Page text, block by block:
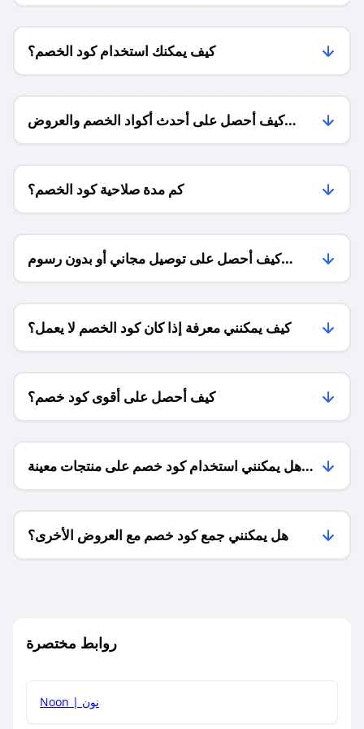
كيف يمكنك استخدام كود الخصم؟
كيف أحصل على أحدث أكواد الخصم والعروض
للمتاجر؟
كم مدة صلاحية كود الخصم؟
كيف أحصل على توصيل مجاني أو بدون رسوم
الشحن ؟
كيف يمكنني معرفة إذا كان كود الخصم لا يعمل؟
كيف أحصل على أقوى كود خصم؟
هل يمكنني استخدام كود خصم على منتجات معينة
فقط؟
هل يمكنني جمع كود خصم مع العروض الأخرى؟
روابط مختصرة
Noon | نون